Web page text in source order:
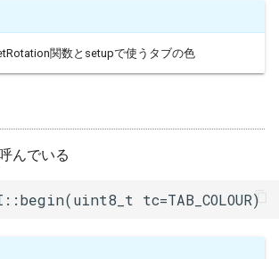
バイト)
関数とsetupで使うタブの色
んでいる
tc=TAB_COLOUR)